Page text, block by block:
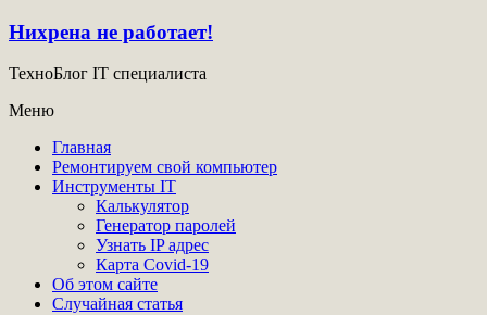
Нихрена не работает!
ТехноБлог IT специалиста
Меню
Главная
Ремонтируем свой компьютер
Инструменты IT
Калькулятор
Генератор паролей
Узнать IP адрес
Карта Covid-19
Об этом сайте
Случайная статья